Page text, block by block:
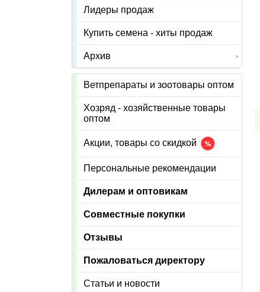
Лидеры продаж
Купить семена - хиты продаж
Архив
Ветпрепараты и зоотовары оптом
Хозряд - хозяйственные товары
оптом
Акции, товары со скидкой
Персональные рекомендации
Дилерам и оптовикам
Совместные покупки
Отзывы
Пожаловаться директору
Статьи и новости